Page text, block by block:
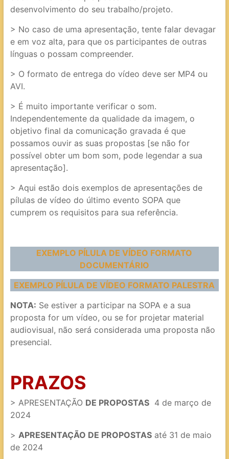
desenvolvimento do seu trabalho/projeto.
> No caso de uma apresentação, tente falar devagar
e em voz alta, para que os participantes de outras
línguas o possam compreender.
> O formato de entrega do vídeo deve ser MP4 ou
AVI.
> É muito importante verificar o som.
Independentemente da qualidade da imagem, o
objetivo final da comunicação gravada é que
possamos ouvir as suas propostas [se não for
possível obter um bom som, pode legendar a sua
apresentação].
> Aqui estão dois exemplos de apresentações de
pílulas de vídeo do último evento SOPA que
cumprem os requisitos para sua referência.
EXEMPLO PÍLULA DE VÍDEO FORMATO
DOCUMENTÁRIO
EXEMPLO PÍLULA DE VÍDEO FORMATO PALESTRA
NOTA: Se estiver a participar na SOPA e a sua
proposta for um vídeo, ou se for projetar material
audiovisual, não será considerada uma proposta não
presencial.
PRAZOS
> APRESENTAÇÃO DE PROPOSTAS4 de março de
2024
> APRESENTAÇÃO DE PROPOSTASaté 31 de maio
de 2024